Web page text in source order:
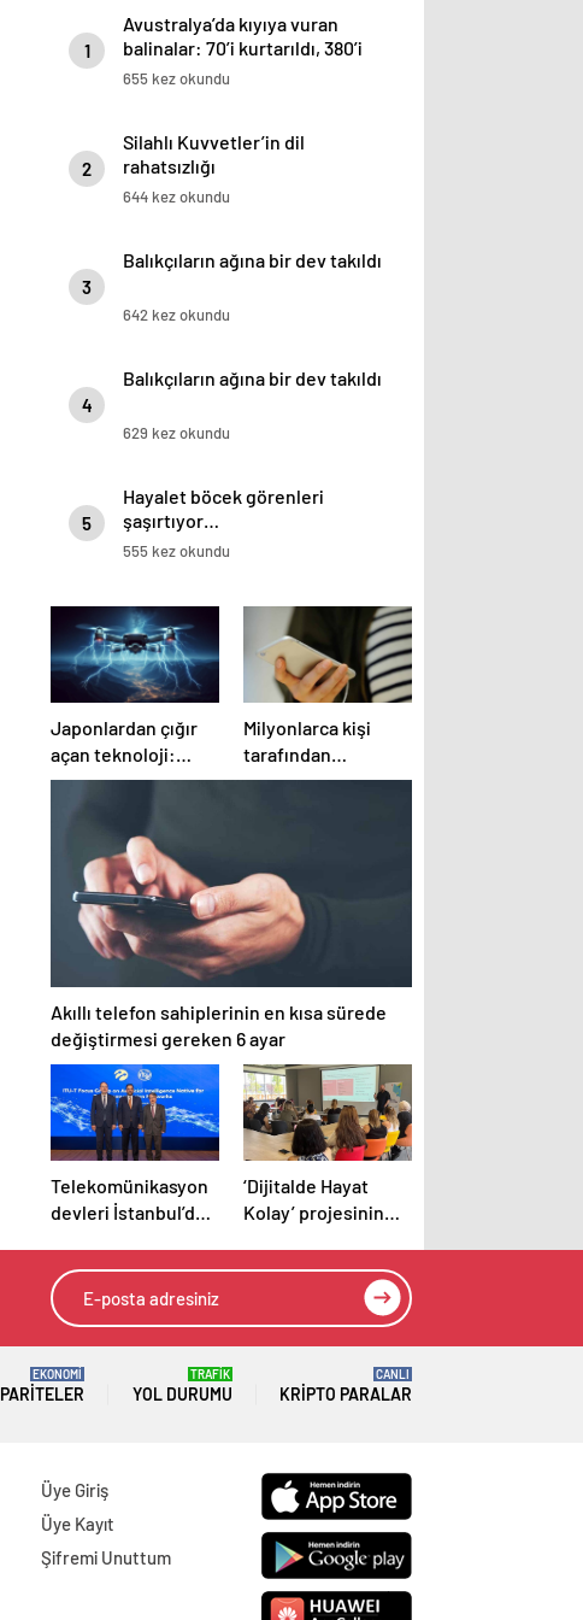
1
Avustralya’da kıyıya vuran
balinalar: 70’i kurtarıldı, 380’i
öldü
655 kez okundu
2
Silahlı Kuvvetler’in dil
rahatsızlığı
644 kez okundu
3
Balıkçıların ağına bir dev takıldı
642 kez okundu
4
Balıkçıların ağına bir dev takıldı
629 kez okundu
5
Hayalet böcek görenleri
şaşırtıyor…
555 kez okundu
Japonlardan çığır
açan teknoloji:
‘Gökyüzündeki
paratoner’
Milyonlarca kişi
tarafından
kullanılan
Akıllı telefon sahiplerinin en kısa sürede
değiştirmesi gereken 6 ayar
Telekomünikasyon
devleri İstanbul’da
‘Dijitalde Hayat
Kolay’ projesinin
bin girişimci kadın
PARITELER
EKONOMİ
YOL DURUMU
TRAFİK
KRIPTO PARALAR
CANLI
Üye Giriş
Üye Kayıt
Şifremi Unuttum